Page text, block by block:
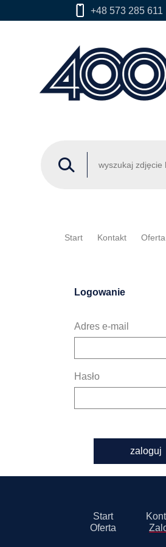
+48 573 285 611
Start Kontakt Oferta
Logowanie
Adres e-mail
Hasło
zaloguj
Start
Oferta